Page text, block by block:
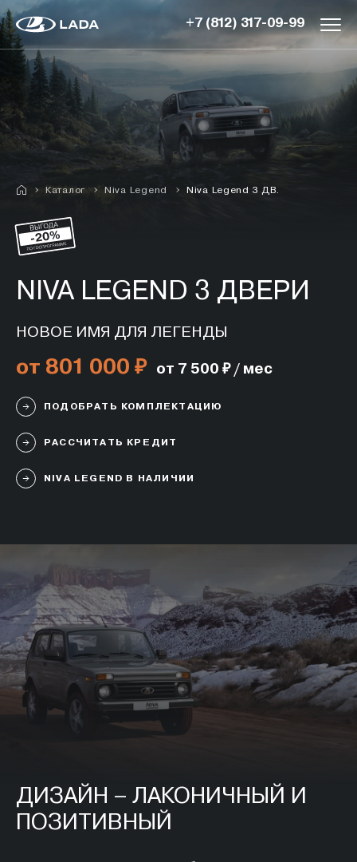
+7 (812) 317-09-99
Каталог Niva Legend Niva Legend 3 ДВ.
NIVA LEGEND 3 ДВЕРИ
НОВОЕ ИМЯ ДЛЯ ЛЕГЕНДЫ
от 801 000 ₽ от 7 500 ₽ / мес
ПОДОБРАТЬ КОМПЛЕКТАЦИЮ
РАССЧИТАТЬ КРЕДИТ
NIVA LEGEND В НАЛИЧИИ
ДИЗАЙН – ЛАКОНИЧНЫЙ И
ПОЗИТИВНЫЙ